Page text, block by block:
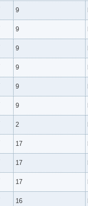
9
9
9
9
9
9
2
17
17
17
16